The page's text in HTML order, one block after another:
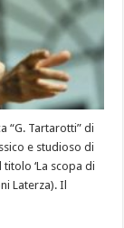
“G. Tartarotti” di
e studioso di
‘La scopa di
Laterza). Il